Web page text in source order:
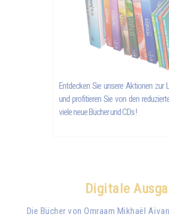
Entdecken Sie unsere Aktionen zur
und profitieren Sie von den
viele neue Bücher und CDs !
Digitale
Die Bücher von Omraam Mikhaël